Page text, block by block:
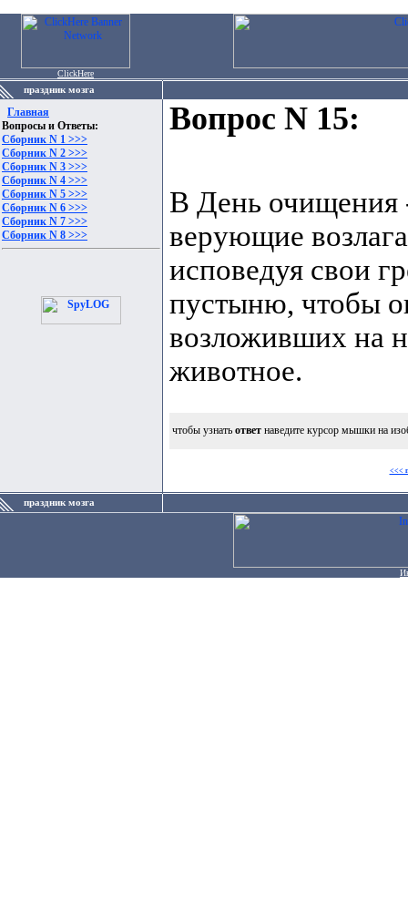
ClickHere
праздник мозга
Главная
Вопросы и Ответы:
Сборник N 1 >>>
Сборник N 2 >>>
Сборник N 3 >>>
Сборник N 4 >>>
Сборник N 5 >>>
Сборник N 6 >>>
Сборник N 7 >>>
Сборник N 8 >>>
Вопрос N 15:
В День очищения
верующие
исповедуя свои
пустыню, чтобы
возложивших на
животное.
чтобы узнать ответ наведите курсор мышки на
<<<
праздник мозга